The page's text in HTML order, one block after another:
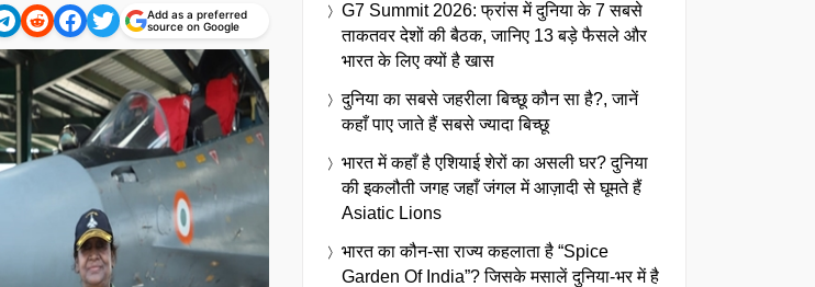
Add as a preferred
source on Google
G7 Summit 2026: फ्रांस में दुनिया के 7 सबसे
ताकतवर देशों की बैठक, जानिए 13 बड़े फैसले और
भारत के लिए क्यों है खास
दुनिया का सबसे जहरीला बिच्छू कौन सा है?, जानें
कहाँ पाए जाते हैं सबसे ज्यादा बिच्छू
भारत में कहाँ है एशियाई शेरों का असली घर? दुनिया
की इकलौती जगह जहाँ जंगल में आज़ादी से घूमते हैं
Asiatic Lions
भारत का कौन-सा राज्य कहलाता है “Spice
Garden Of India”? जिसके मसालें दुनिया-भर में है